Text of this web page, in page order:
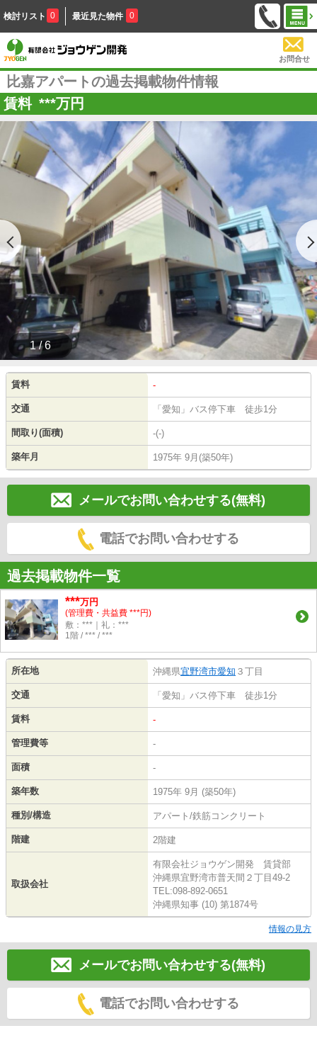
検討リスト 0 最近見た物件 0
お問合せ
比嘉アパートの過去掲載物件情報
賃料 ***万円
1 / 6
賃料 -
交通 「愛知」バス停下車 徒歩1分
間取り(面積) -(-)
築年月 1975年 9月(築50年)
メールでお問い合わせする(無料)
電話でお問い合わせする
過去掲載物件一覧
***万円
(管理費・共益費 ***円)
敷：***｜礼：***
1階 / *** / ***
所在地 沖縄県宜野湾市愛知 ３丁目
交通 「愛知」バス停下車 徒歩1分
賃料 -
管理費等 -
面積 -
築年数 1975年 9月 (築50年)
種別/構造 アパート/鉄筋コンクリート
階建 2階建
取扱会社
有限会社ジョウゲン開発 賃貸部
沖縄県宜野湾市普天間２丁目49-2
TEL:098-892-0651
沖縄県知事 (10) 第1874号
情報の見方
メールでお問い合わせする(無料)
電話でお問い合わせする